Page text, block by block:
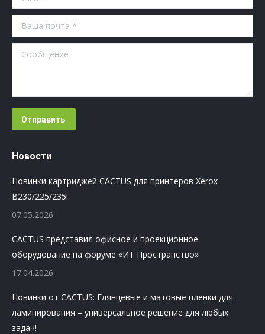
Ваша почта *
Сообщение
Отправить
Новости
Новинки картриджей CACTUS для принтеров Xerox
B230/225/235!
07.05.2026
CACTUS представил офисное и проекционное
оборудование на форуме «ИТ Пространство»
17.04.2026
Новинки от CACTUS: Глянцевые и матовые пленки для
ламинирования – универсальное решение для любых
задач!